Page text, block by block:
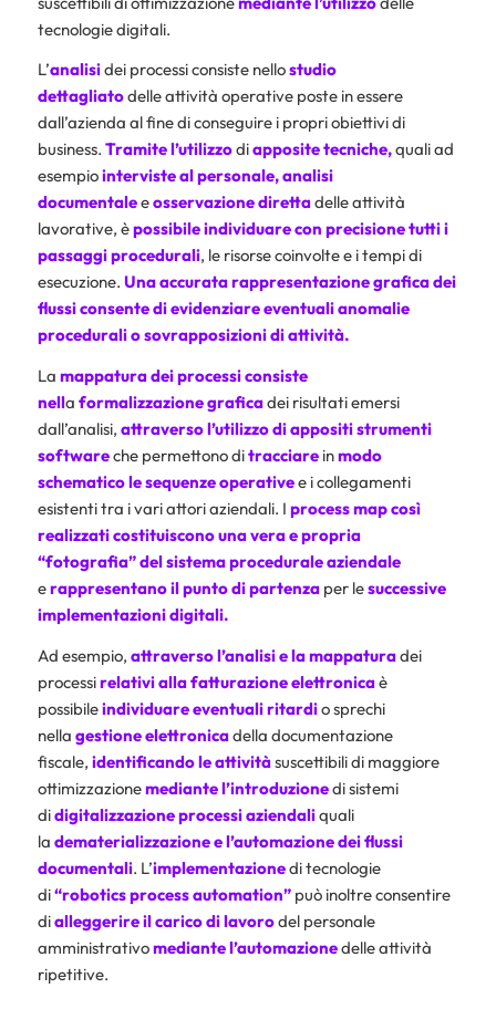
tecnologie digitali.
L’analisidei processi consiste nellostudio
dettagliatodelle attività operative poste in essere
dall’azienda al fine di conseguire i propri obiettivi di
business. Tramite l’utilizzodiapposite tecniche,quali ad
esempiointerviste al personale, analisi
documentaleeosservazione direttadelle attività
lavorative, èpossibile individuare con precisione tutti i
passaggi procedurali, le risorse coinvolte e i tempi di
esecuzione. Una accurata rappresentazione grafica dei
flussi consente di evidenziare eventuali anomalie
procedurali o sovrapposizioni di attività.
La mappaturadei processi consiste
nella formalizzazione graficadei risultati emersi
dall’analisi, attraverso l’utilizzo di appositi strumenti
softwareche permettono ditracciareinmodo
schematico le sequenze operativee i collegamenti
esistenti tra i vari attori aziendali. I process map così
realizzati costituiscono una vera e propria
“fotografia” del sistema procedurale aziendale
erappresentano il punto di partenzaper lesuccessive
implementazioni digitali.
Ad esempio, attraverso l’analisi e la mappaturadei
processirelativi allafatturazione elettronicaè
possibileindividuare eventuali ritardio sprechi
nella gestione elettronicadella documentazione
fiscale, identificando le attivitàsuscettibili di maggiore
ottimizzazionemediante l’introduzionedi sistemi
didigitalizzazioneprocessi aziendaliquali
la dematerializzazionee l’automazionedei flussi
documentali. L’implementazionedi tecnologie
di“robotics process automation”può inoltre consentire
dialleggerire il carico di lavorodel personale
amministrativomediante l’automazionedelle attività
ripetitive.